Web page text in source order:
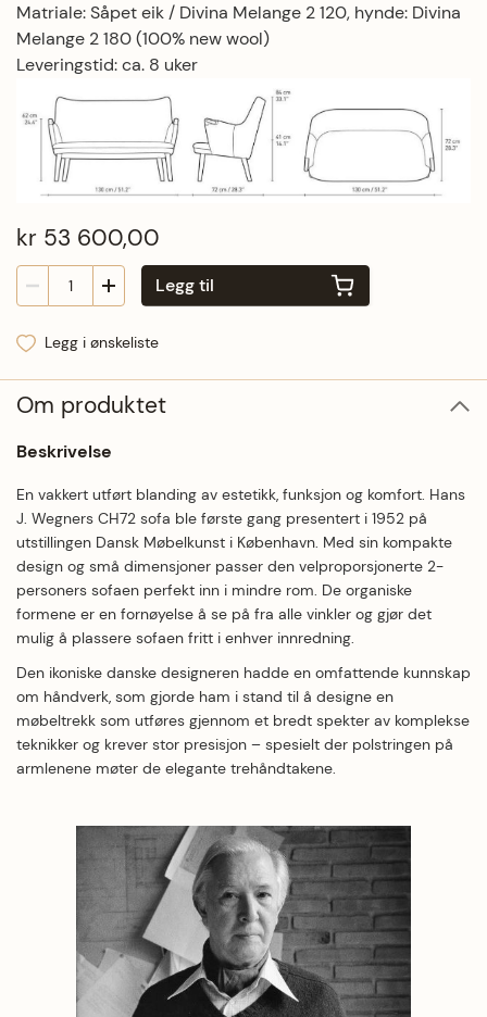
Matriale: Såpet eik / Divina Melange 2 120, hynde: Divina
Melange 2 180 (100% new wool)
Leveringstid: ca. 8 uker
kr 53 600,00
Legg til
Legg i ønskeliste
Om produktet
Beskrivelse
En vakkert utført blanding av estetikk, funksjon og komfort. Hans
J. Wegners CH72 sofa ble første gang presentert i 1952 på
utstillingen Dansk Møbelkunst i København. Med sin kompakte
design og små dimensjoner passer den velproporsjonerte 2-
personers sofaen perfekt inn i mindre rom. De organiske
formene er en fornøyelse å se på fra alle vinkler og gjør det
mulig å plassere sofaen fritt i enhver innredning.
Den ikoniske danske designeren hadde en omfattende kunnskap
om håndverk, som gjorde ham i stand til å designe en
møbeltrekk som utføres gjennom et bredt spekter av komplekse
teknikker og krever stor presisjon – spesielt der polstringen på
armlenene møter de elegante trehåndtakene.